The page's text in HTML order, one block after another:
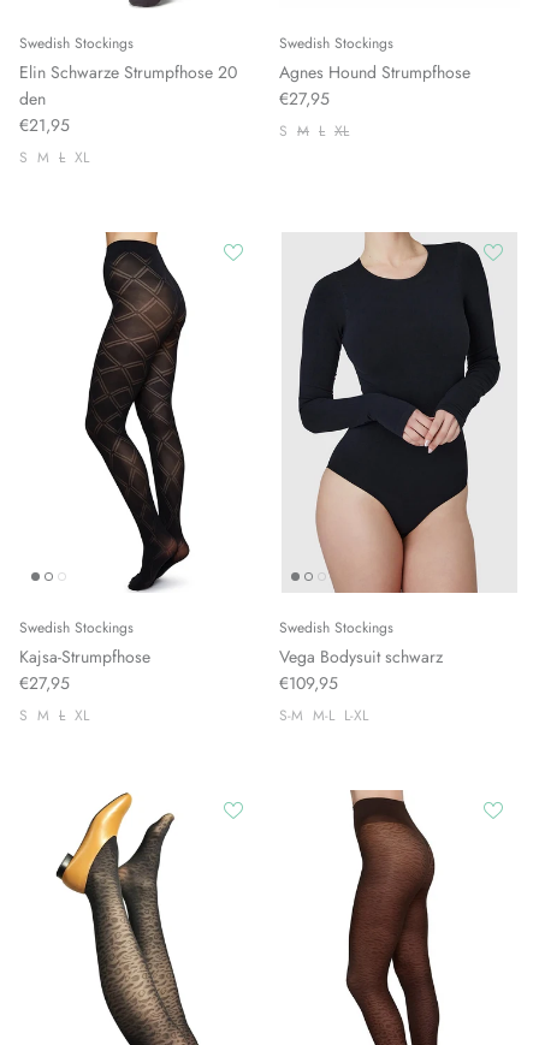
Swedish Stockings
Elin Schwarze Strumpfhose 20
den
€21,95
S M L XL
Swedish Stockings
Agnes Hound Strumpfhose
€27,95
S M L XL
Swedish Stockings
Kajsa-Strumpfhose
€27,95
S M L XL
Swedish Stockings
Vega Bodysuit schwarz
€109,95
S-M M-L L-XL